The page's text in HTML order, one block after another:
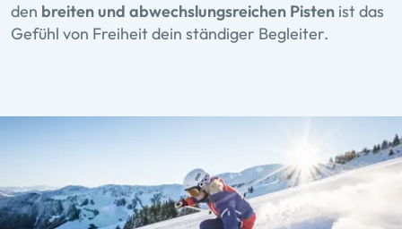
den breiten und abwechslungsreichen Pisten ist das
Gefühl von Freiheit dein ständiger Begleiter.